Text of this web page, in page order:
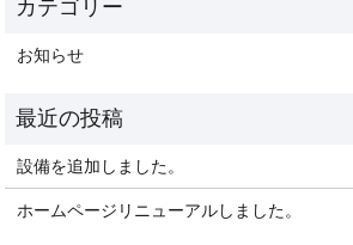
お知らせ
設備を追加しました。
ホームページリニューアルしました。